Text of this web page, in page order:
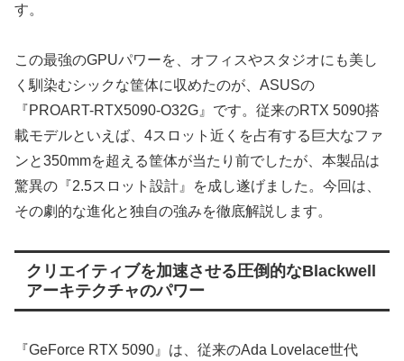
す。
この最強のGPUパワーを、オフィスやスタジオにも美し
く馴染むシックな筐体に収めたのが、ASUSの
『PROART-RTX5090-O32G』です。従来のRTX 5090搭
載モデルといえば、4スロット近くを占有する巨大なファ
ンと350mmを超える筐体が当たり前でしたが、本製品は
驚異の『2.5スロット設計』を成し遂げました。今回は、
その劇的な進化と独自の強みを徹底解説します。
クリエイティブを加速させる圧倒的なBlackwell
アーキテクチャのパワー
『GeForce RTX 5090』は、従来のAda Lovelace世代